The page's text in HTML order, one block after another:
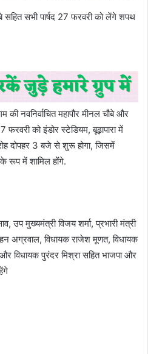
सहित सभी पार्षद 27 फरवरी को लेंगे शपथ
की नवनिर्वाचित महापौर मीनल चौबे और
फरवरी को इंडोर स्टेडियम, बूढ़ापारा में
दोपहर 3 बजे से शुरू होगा, जिसमें
रूप में शामिल होंगे.
उप मुख्यमंत्री विजय शर्मा, प्रभारी मंत्री
अग्रवाल, विधायक राजेश मूणत, विधायक
विधायक पुरंदर मिश्रा सहित भाजपा और